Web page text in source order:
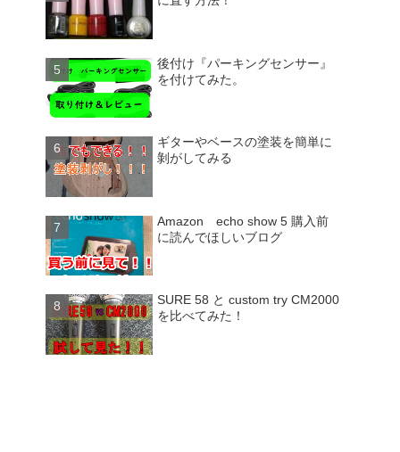
後付け『パーキングセンサー』
を付けてみた。
ギターやベースの塗装を簡単に
剝がしてみる
Amazon echo show 5 購入前
に読んでほしいブログ
SURE 58 と custom try CM2000
を比べてみた！